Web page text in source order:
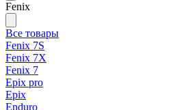
Fenix
Все товары
Fenix 7S
Fenix 7X
Fenix 7
Epix pro
Epix
Enduro